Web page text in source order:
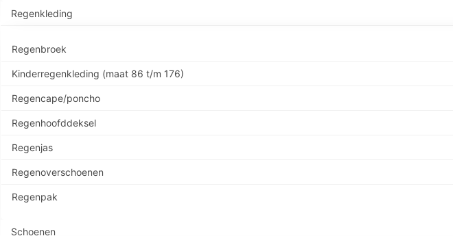
Regenkleding
Regenbroek
Kinderregenkleding (maat 86 t/m 176)
Regencape/poncho
Regenhoofddeksel
Regenjas
Regenoverschoenen
Regenpak
Schoenen